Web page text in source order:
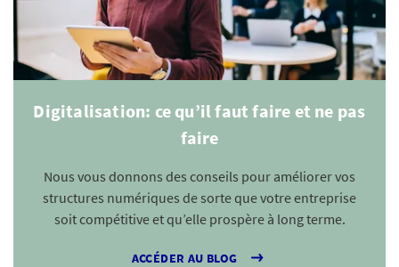
Digitalisation: ce qu’il faut faire et ne pas
faire
Nous vous donnons des conseils pour améliorer vos
structures numériques de sorte que votre entreprise
soit compétitive et qu’elle prospère à long terme.
ACCÉDER AU BLOG